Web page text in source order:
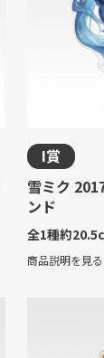
I賞
雪ミク
ンド
全1種約
商品説明を見る